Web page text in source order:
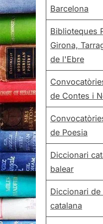
Barcelona
Biblioteques
Girona,
de l'Ebre
de Contes i
de Poesia
Diccionari
balear
Diccionari de
catalana